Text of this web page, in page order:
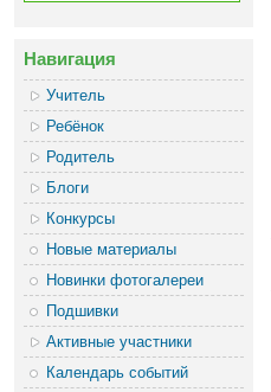
Навигация
Учитель
Ребёнок
Родитель
Блоги
Конкурсы
Новые материалы
Новинки фотогалереи
Подшивки
Активные участники
Календарь событий